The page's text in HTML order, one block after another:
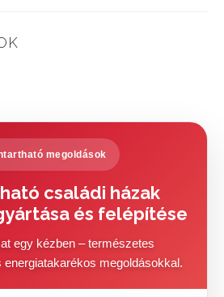
megoldások
családi házak
és felépítése
egy kézben – természetes
energiatakarékos megoldásokkal.